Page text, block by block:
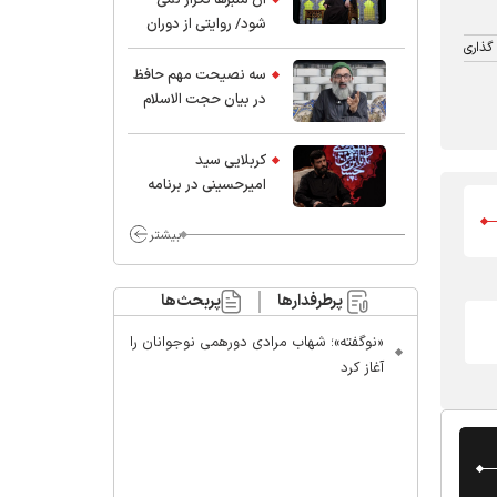
شود/ روایتی از دوران
کودکی و نوجوانی این
واعظ بزرگ و نویسنده و
پژوهشگر جهان اسلام
سه نصیحت مهم حافظ
در بیان حجت الاسلام
کربلایی سید
امیر‌حسینی در برنامه
محسن چاوشی چه
مراقب ماست/ مردم
دهن تفرقه افکنان بزنند
بیشتر
پرطرفدارها پربحث‌ها
«نوگفته»؛ شهاب مرادی دورهمی نوجوانان را
آغاز کرد